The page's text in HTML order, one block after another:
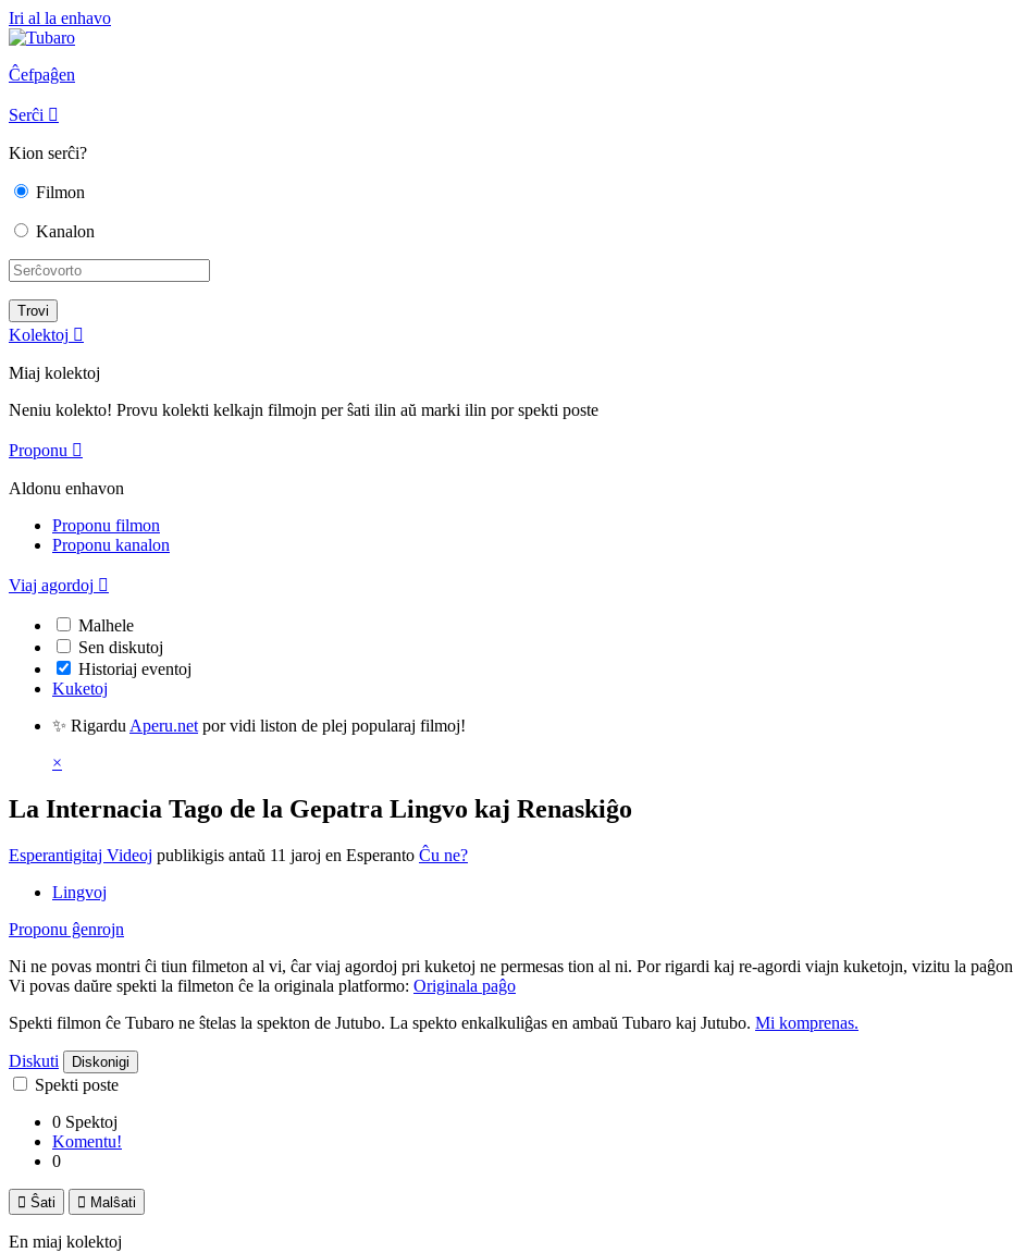
Iri al la enhavo
Ĉefpaĝen
Serĉi 
Kion serĉi?
Filmon
Kanalon
Kolektoj 
Miaj kolektoj
Neniu kolekto! Provu kolekti kelkajn filmojn per ŝati ilin aŭ marki ilin por spekti poste
Proponu 
Aldonu enhavon
Proponu filmon
Proponu kanalon
Viaj agordoj 
Malhele
Sen diskutoj
Historiaj eventoj
Kuketoj
✨ Rigardu Aperu.net por vidi liston de plej popularaj filmoj!
×
La Internacia Tago de la Gepatra Lingvo kaj Renaskiĝo
Esperantigitaj Videoj publikigis antaŭ 11 jaroj en Esperanto Ĉu ne?
Lingvoj
Proponu ĝenrojn
Ni ne povas montri ĉi tiun filmeton al vi, ĉar viaj agordoj pri kuketoj ne permesas tion al ni. Por rigardi kaj re-agordi viajn kuketojn, vizitu la paĝon
Vi povas daŭre spekti la filmeton ĉe la originala platformo: Originala paĝo
Spekti filmon ĉe Tubaro ne ŝtelas la spekton de Jutubo. La spekto enkalkuliĝas en ambaŭ Tubaro kaj Jutubo. Mi komprenas.
Diskuti Diskonigi
Spekti poste
0 Spektoj
Komentu!
0
 Ŝati  Malŝati
En miaj kolektoj